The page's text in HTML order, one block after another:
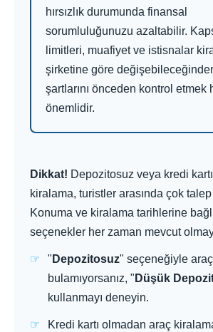
hırsızlık durumunda finansal
sorumluluğunuzu azaltabilir.
limitleri, muafiyet ve istisnalar
şirketine göre
şartlarını önceden kontrol etmek
önemlidir.
Dikkat! Depozitosuz veya kredi
kiralama, turistler arasında çok
Konuma ve kiralama tarihlerine
seçenekler her zaman mevcut
" Depozitosuz" seçeneğiyle araç
bulamıyorsanız, " Düşük
kullanmayı deneyin.
Kredi kartı olmadan araç